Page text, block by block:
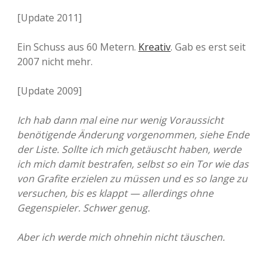
[Update 2011]
Ein Schuss aus 60 Metern. Kreativ. Gab es erst seit
2007 nicht mehr.
[Update 2009]
Ich hab dann mal eine nur wenig Voraussicht
benötigende Änderung vorgenommen, siehe Ende
der Liste. Sollte ich mich getäuscht haben, werde
ich mich damit bestrafen, selbst so ein Tor wie das
von Grafite erzielen zu müssen und es so lange zu
versuchen, bis es klappt — allerdings ohne
Gegenspieler. Schwer genug.
Aber ich werde mich ohnehin nicht täuschen.